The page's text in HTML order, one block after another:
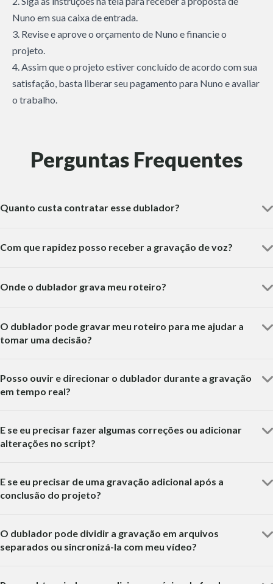
Nuno em sua caixa de entrada.
3. Revise e aprove o orçamento de Nuno e financie o
projeto.
4. Assim que o projeto estiver concluído de acordo com sua
satisfação, basta liberar seu pagamento para Nuno e avaliar
o trabalho.
Perguntas Frequentes
Quanto custa contratar esse dublador?
Com que rapidez posso receber a gravação de voz?
Onde o dublador grava meu roteiro?
O dublador pode gravar meu roteiro para me ajudar a
tomar uma decisão?
Posso ouvir e direcionar o dublador durante a gravação
em tempo real?
E se eu precisar fazer algumas correções ou adicionar
alterações no script?
E se eu precisar de uma gravação adicional após a
conclusão do projeto?
O dublador pode dividir a gravação em arquivos
separados ou sincronizá-la com meu vídeo?